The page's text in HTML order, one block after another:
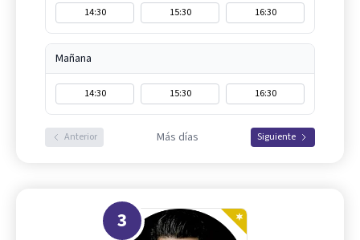
14:30 15:30 16:30
Mañana
14:30 15:30 16:30
Anterior Más días Siguiente
3